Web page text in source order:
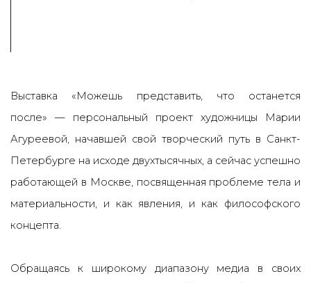
Выставка «Можешь представить, что останется
после» — персональный проект художницы
Марии
Агуреевой, начавшей свой творческий путь в Санкт-
Петербурге на исходе двухтысячных, а сейчас успешно
работающей в Москве, посвященная проблеме тела и
материальности, и как явления, и как философского
концепта.
Обращаясь к широкому диапазону медиа в своих